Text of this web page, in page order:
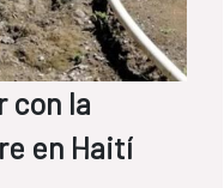
con la
en Haití